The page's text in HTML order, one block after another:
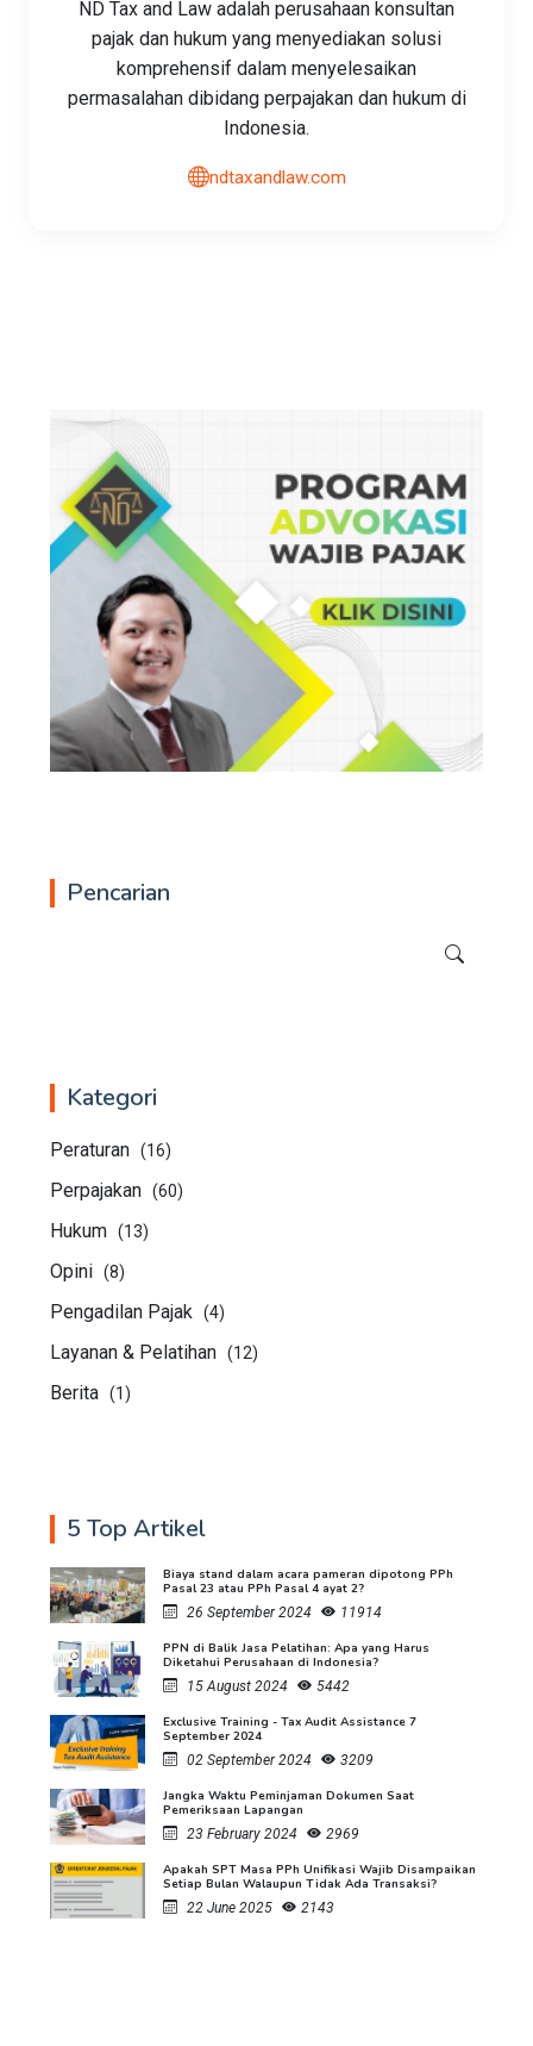
ND Tax and Law adalah perusahaan konsultan
pajak dan hukum yang menyediakan solusi
komprehensif dalam menyelesaikan
permasalahan dibidang perpajakan dan hukum di
Indonesia.
ndtaxandlaw.com
Pencarian
Kategori
Peraturan (16)
Perpajakan (60)
Hukum (13)
Opini (8)
Pengadilan Pajak (4)
Layanan & Pelatihan (12)
Berita (1)
5 Top Artikel
Biaya stand dalam acara pameran dipotong PPh
Pasal 23 atau PPh Pasal 4 ayat 2?
26 September 2024
11914
PPN di Balik Jasa Pelatihan: Apa yang Harus
Diketahui Perusahaan di Indonesia?
15 August 2024
5442
Exclusive Training - Tax Audit Assistance 7
September 2024
02 September 2024
3209
Jangka Waktu Peminjaman Dokumen Saat
Pemeriksaan Lapangan
23 February 2024
2969
Apakah SPT Masa PPh Unifikasi Wajib Disampaikan
Setiap Bulan Walaupun Tidak Ada Transaksi?
22 June 2025
2143